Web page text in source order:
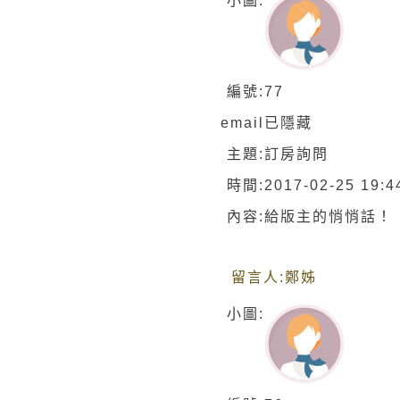
編號:77
email 已隱藏
主題:訂房詢問
時間: 2017-02-25
內容:給版主的悄悄話！
留言人:鄭姊
小圖: